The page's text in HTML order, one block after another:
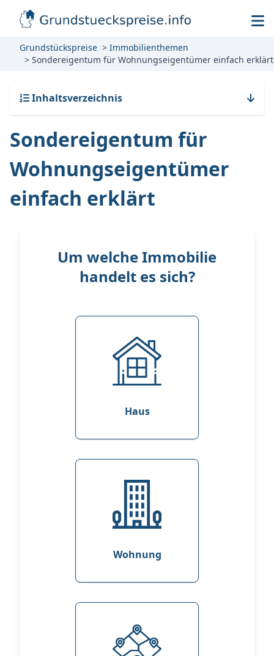
Grundstückspreise
Immobilienthemen
Sondereigentum für Wohnungseigentümer einfach erklärt
Inhaltsverzeichnis
Sondereigentum für
Wohnungseigentümer
einfach erklärt
Um welche Immobilie
handelt es sich?
Haus
Wohnung